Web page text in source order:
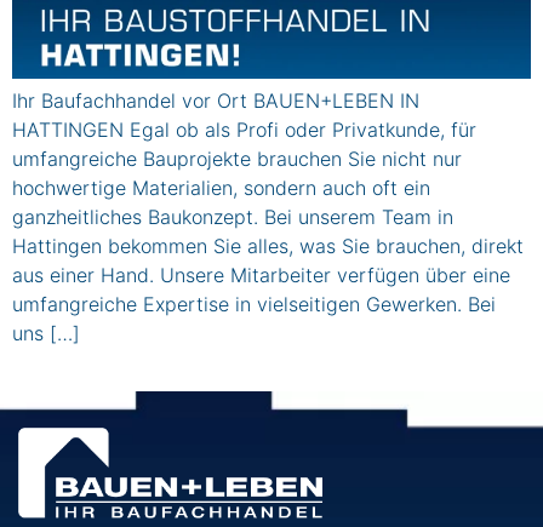
Ihr Baufachhandel vor Ort BAUEN+LEBEN IN
HATTINGEN Egal ob als Profi oder Privatkunde, für
umfangreiche Bauprojekte brauchen Sie nicht nur
hochwertige Materialien, sondern auch oft ein
ganzheitliches Baukonzept. Bei unserem Team in
Hattingen bekommen Sie alles, was Sie brauchen, direkt
aus einer Hand. Unsere Mitarbeiter verfügen über eine
umfangreiche Expertise in vielseitigen Gewerken. Bei
uns […]